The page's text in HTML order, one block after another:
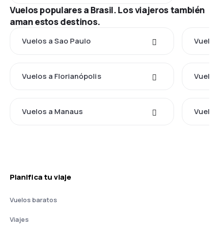
Vuelos populares a Brasil. Los viajeros también
aman estos destinos.
Vuelos a Sao Paulo
Vuelos a Florianópolis
Vuelos a Manaus
Planifica tu viaje
Vuelos baratos
Viajes